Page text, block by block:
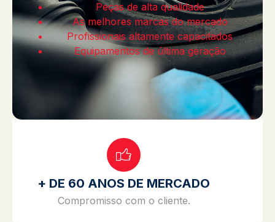
Peças de alta qualidade
As melhores marcas do mercado
Profissionais altamente capacitados
Equipamentos de última geração
+ DE 60 ANOS DE MERCADO
Compromisso com o cliente.